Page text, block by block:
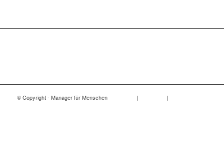
© Copyright - Manager für MenschenImpressum | |